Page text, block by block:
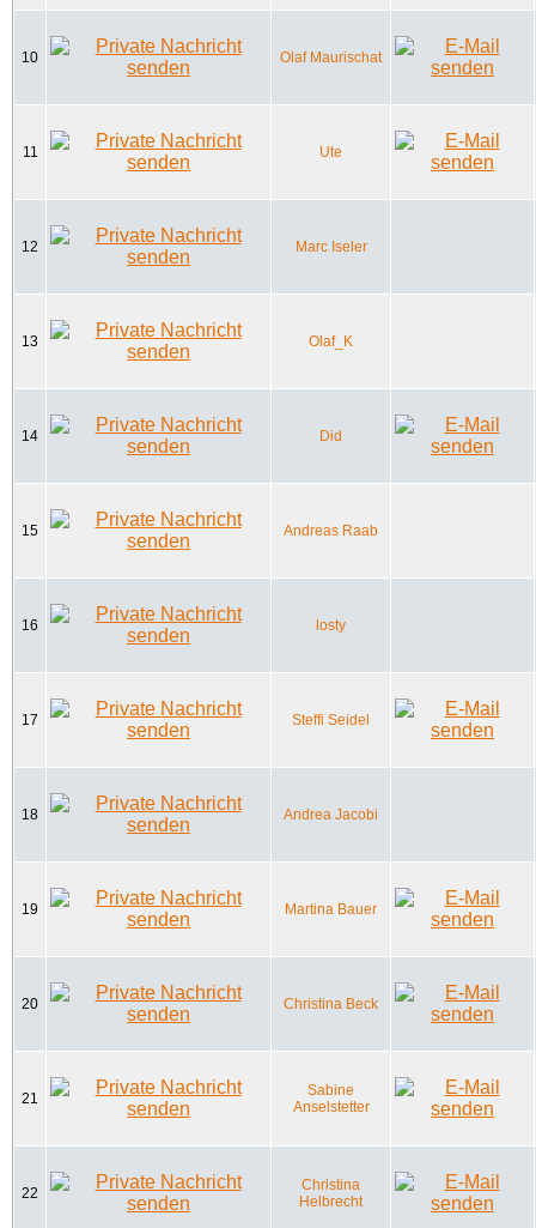
10 Olaf Maurischat
11 Ute
12 Marc Iseler
13 Olaf_K
14 Did
15 Andreas Raab
16 losty
17 Steffi Seidel
18 Andrea Jacobi
19 Martina Bauer
20 Christina Beck
21
Sabine
Anselstetter
22
Christina
Helbrecht